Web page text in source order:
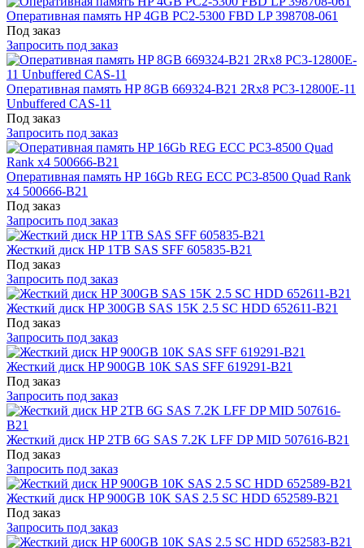
Оперативная память HP 4GB PC2-5300 FBD LP 398708-061
Под заказ
Запросить под заказ
Оперативная память HP 8GB 669324-B21 2Rx8 PC3-12800E-11
Unbuffered CAS-11
Под заказ
Запросить под заказ
Оперативная память HP 16Gb REG ECC PC3-8500 Quad Rank
x4 500666-B21
Под заказ
Запросить под заказ
Жесткий диск HP 1TB SAS SFF 605835-B21
Под заказ
Запросить под заказ
Жесткий диск HP 300GB SAS 15K 2.5 SC HDD 652611-B21
Под заказ
Запросить под заказ
Жесткий диск HP 900GB 10K SAS SFF 619291-B21
Под заказ
Запросить под заказ
Жесткий диск HP 2TB 6G SAS 7.2K LFF DP MID 507616-B21
Под заказ
Запросить под заказ
Жесткий диск HP 900GB 10K SAS 2.5 SC HDD 652589-B21
Под заказ
Запросить под заказ